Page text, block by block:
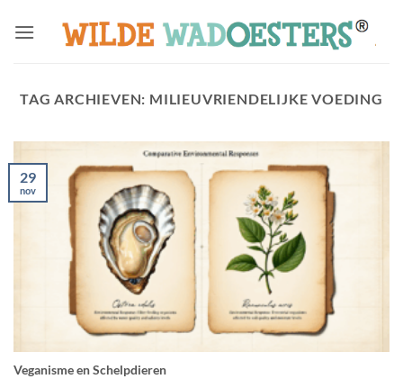
naar
TAG ARCHIEVEN: MILIEUVRIENDELIJKE VOEDING
Veganisme en Schelpdieren
29
nov